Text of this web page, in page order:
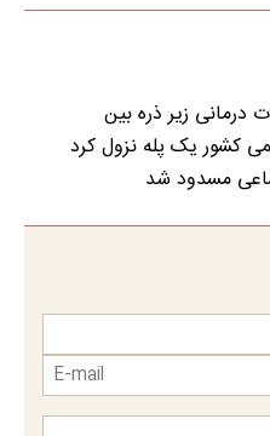
کشور یک پله نزول کرد